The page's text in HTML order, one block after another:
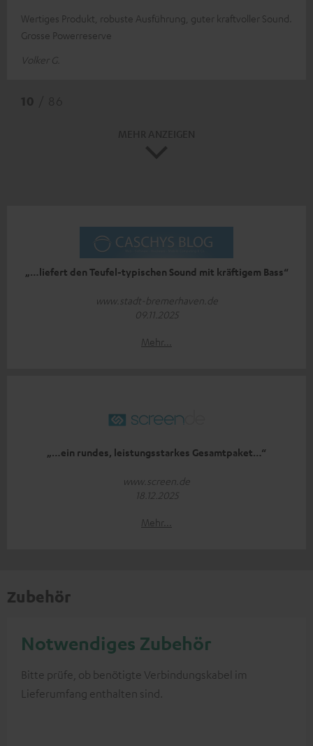
Wertiges Produkt, robuste Ausführung, guter kraftvoller Sound.
Grosse Powerreserve
Volker G.
„…liefert den Teufel-typischen Sound mit kräftigem Bass“
www.stadt-bremerhaven.de
09.11.2025
Mehr...
„…ein rundes, leistungsstarkes Gesamtpaket…“
www.screen.de
18.12.2025
Mehr...
Zubehör
Notwendiges Zubehör
Bitte prüfe, ob benötigte Verbindungskabel im
Lieferumfang enthalten sind.